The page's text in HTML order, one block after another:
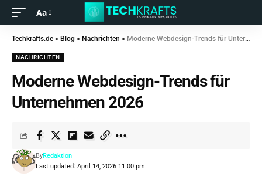
Aa
Techkrafts.de > Blog > Nachrichten > Moderne Webdesign-Trends für Unternehmen 2026
NACHRICHTEN
Moderne Webdesign-Trends für
Unternehmen 2026
Last updated: April 14, 2026 11:00 pm
ByRedaktion